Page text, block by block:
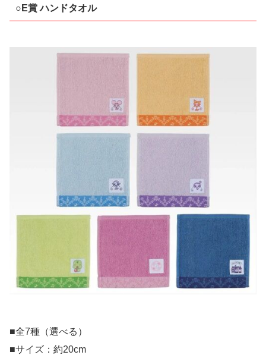
○E賞 ハンドタオル
■全7種（選べる）
■サイズ：約20cm